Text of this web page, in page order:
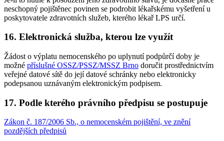
neschopný pojištěnec povinen se podrobit lékařskému vyšetření u
poskytovatele zdravotních služeb, kterého lékař LPS určí.
16. Elektronická služba, kterou lze využít
Žádost o výplatu nemocenského po uplynutí podpůrčí doby je
možné příslušné OSSZ/PSSZ/MSSZ Brno doručit prostřednictvím
veřejné datové sítě do její datové schránky nebo elektronicky
podepsanou uznávaným elektronickým podpisem.
17. Podle kterého právního předpisu se postupuje
Zákon č. 187/2006 Sb., o nemocenském pojištění, ve znění
pozdějších předpisů